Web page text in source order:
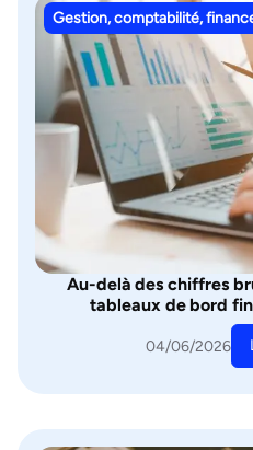
Gestion, comptabilité,
Au-delà des chiffres
tableaux de bord
04/06/2026